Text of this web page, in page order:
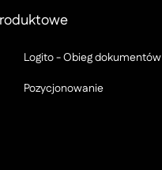
Logito - Obieg dokumentów
Pozycjonowanie